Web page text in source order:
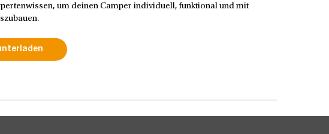
um deinen Camper individuell, funktional und mit